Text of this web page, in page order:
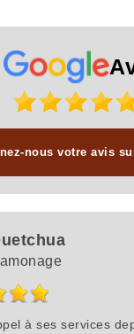
nous votre avis
à ses services